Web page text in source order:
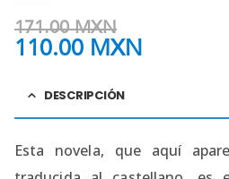
171.00MXN
110.00 MXN
DESCRIPCIÓN
Esta novela, que aquí